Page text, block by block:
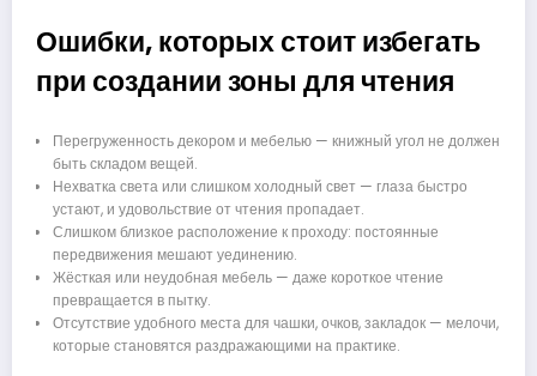
Ошибки, которых стоит избегать
при создании зоны для чтения
Перегруженность декором и мебелью — книжный угол не должен
быть складом вещей.
Нехватка света или слишком холодный свет — глаза быстро
устают, и удовольствие от чтения пропадает.
Слишком близкое расположение к проходу: постоянные
передвижения мешают уединению.
Жёсткая или неудобная мебель — даже короткое чтение
превращается в пытку.
Отсутствие удобного места для чашки, очков, закладок — мелочи,
которые становятся раздражающими на практике.